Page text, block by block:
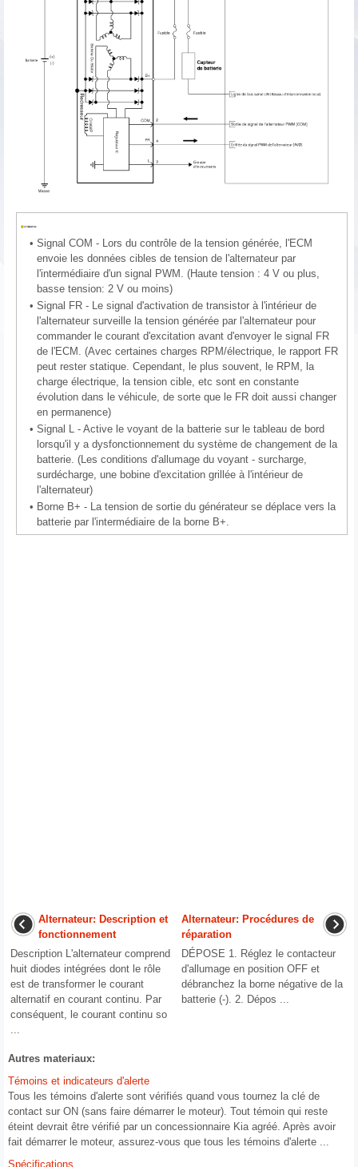
• Signal COM - Lors du contrôle de la tension générée, l'ECM
envoie les données cibles de tension de l'alternateur par
l'intermédiaire d'un signal PWM. (Haute tension : 4 V ou plus,
basse tension: 2 V ou moins)
• Signal FR - Le signal d'activation de transistor à l'intérieur de
l'alternateur surveille la tension générée par l'alternateur pour
commander le courant d'excitation avant d'envoyer le signal FR
de l'ECM. (Avec certaines charges RPM/électrique, le rapport FR
peut rester statique. Cependant, le plus souvent, le RPM, la
charge électrique, la tension cible, etc sont en constante
évolution dans le véhicule, de sorte que le FR doit aussi changer
en permanence)
• Signal L - Active le voyant de la batterie sur le tableau de bord
lorsqu'il y a dysfonctionnement du système de changement de la
batterie. (Les conditions d'allumage du voyant - surcharge,
surdécharge, une bobine d'excitation grillée à l'intérieur de
l'alternateur)
• Borne B+ - La tension de sortie du générateur se déplace vers la
batterie par l'intermédiaire de la borne B+.
Alternateur: Description et
fonctionnement
Description L'alternateur comprend
huit diodes intégrées dont le rôle
est de transformer le courant
alternatif en courant continu. Par
conséquent, le courant continu so
Alternateur: Procédures de
réparation
DÉPOSE 1. Réglez le contacteur
d'allumage en position OFF et
débranchez la borne négative de la
batterie (-). 2. Dépos ...
Autres materiaux:
Témoins et indicateurs d'alerte
Tous les témoins d'alerte sont vérifiés quand vous tournez la clé de
contact sur ON (sans faire démarrer le moteur). Tout témoin qui reste
éteint devrait être vérifié par un concessionnaire Kia agréé. Après avoir
fait démarrer le moteur, assurez-vous que tous les témoins d'alerte ...
Spécifications